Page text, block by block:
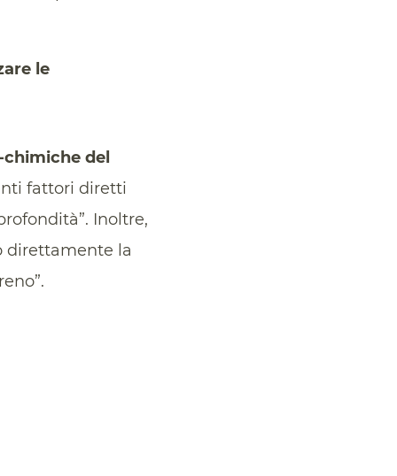
le
del
fattori diretti
Inoltre,
direttamente la